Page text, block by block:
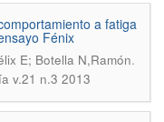
a fatiga
Fénix
E; Botella N,Ramón.
v.21 n.3 2013